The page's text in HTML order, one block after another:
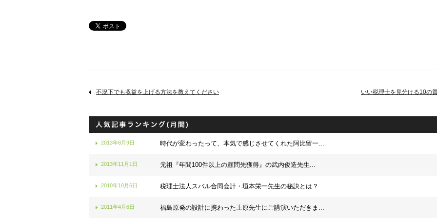
不況下でも収益を上げる方法を教えてください いい税理士を見分ける10の
2013年8月9日 時代が変わったって、本気で感じさせてくれた阿比留一...
2013年11月1日 元祖『年間100件以上の顧問先獲得』の武内俊造先生...
2010年10月6日 税理士法人スバル合同会計・垣本栄一先生の秘訣とは？
2011年4月6日 福島原発の設計に携わった上原先生にご講演いただきま...